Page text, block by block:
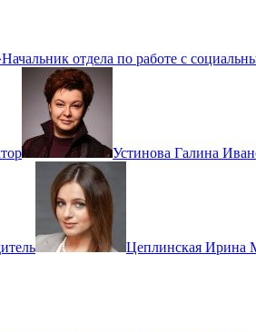
Начальник отдела по работе с
Устинова Галина
Цеплинская Ирина